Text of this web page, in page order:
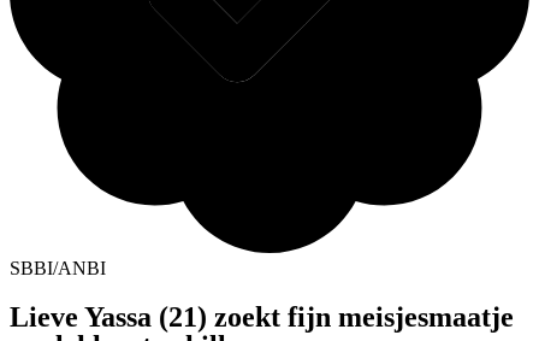
SBBI/ANBI
Lieve Yassa (21) zoekt fijn meisjesmaatje